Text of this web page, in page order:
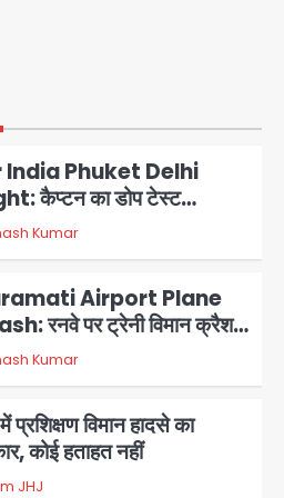
17 घायल; DGCA जांच
Airport Plane
रनवे पर ट्रेनी विमान क्रैश,
शुरू
प्रशिक्षण विमान हादसे का
कोई हताहत नहीं
Noida Gas